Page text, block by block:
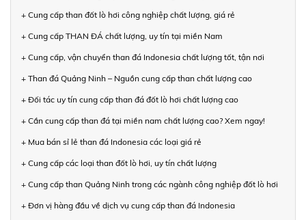
+ Cung cấp than đốt lò hơi công nghiệp chất lượng, giá rẻ
+ Cung cấp THAN ĐÁ chất lượng, uy tín tại miền Nam
+ Cung cấp, vận chuyển than đá Indonesia chất lượng tốt, tận nơi
+ Than đá Quảng Ninh – Nguồn cung cấp than chất lượng cao
+ Đối tác uy tín cung cấp than đá đốt lò hơi chất lượng cao
+ Cần cung cấp than đá tại miền nam chất lượng cao? Xem ngay!
+ Mua bán sỉ lẻ than đá Indonesia các loại giá rẻ
+ Cung cấp các loại than đốt lò hơi, uy tín chất lượng
+ Cung cấp than Quảng Ninh trong các ngành công nghiệp đốt lò hơi
+ Đơn vị hàng đầu về dịch vụ cung cấp than đá Indonesia